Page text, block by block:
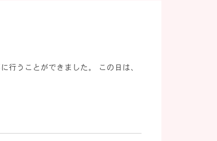
行うことができました。 この日は、